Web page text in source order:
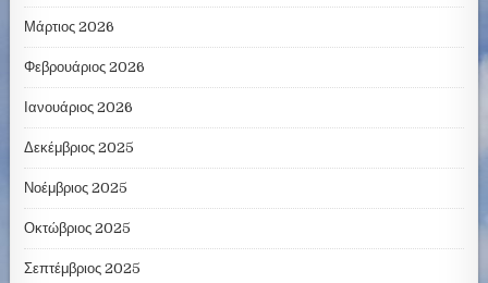
Μάρτιος 2026
Φεβρουάριος 2026
Ιανουάριος 2026
Δεκέμβριος 2025
Νοέμβριος 2025
Οκτώβριος 2025
Σεπτέμβριος 2025